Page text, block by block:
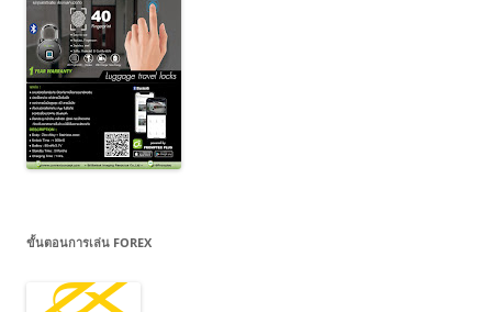
ขั้นตอนการเล่น FOREX